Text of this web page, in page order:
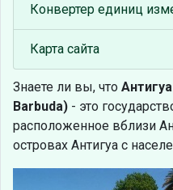
Конвертер единиц
Карта сайта
Знаете ли вы, что
Barbuda) - это
расположенное вблизи
островах Антигуа с